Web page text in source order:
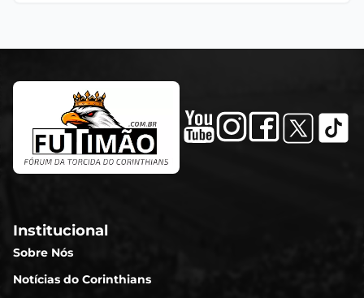
Institucional
Sobre Nós
Notícias do Corinthians